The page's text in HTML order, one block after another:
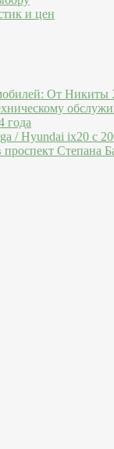
и цен
От
года
/ Hyundai ix20 c
Степана